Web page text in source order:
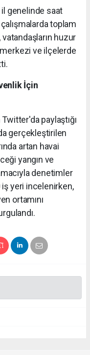
genelinde saat
toplam
huzur
ve ilçelerde
İçin
paylaştığı
gerçekleştirilen
artan havai
yangın ve
denetimler
iş yeri incelenirken,
ortamını